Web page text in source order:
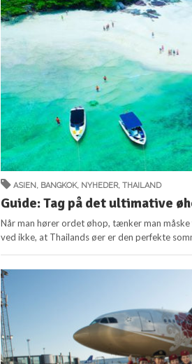
ASIEN , BANGKOK, NYHEDER,THAILAND
Guide: Tag på det ultimative
Når man hører ordet øhop, tænker man
ved ikke, at Thailands øer er den perfekte